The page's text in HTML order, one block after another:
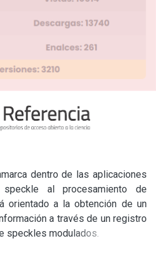
dentro de las aplicaciones
al procesamiento de
orientado a la obtención de un
a través de un registro
speckles modulados.
por la pupila del sistema óptico